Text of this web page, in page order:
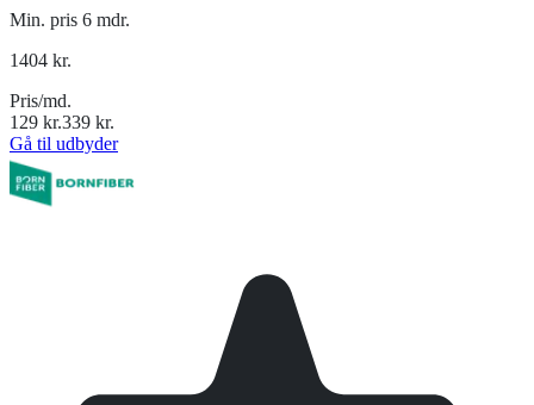
Min. pris 6 mdr.
1404 kr.
Pris/md.
129 kr.339 kr.
Gå til udbyder